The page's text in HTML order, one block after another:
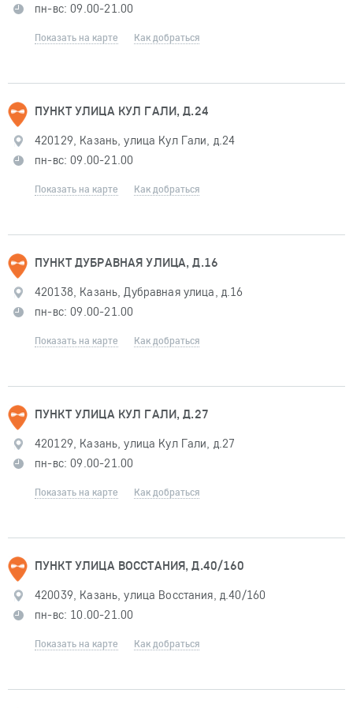
пн-вс: 09.00-21.00
Показать на карте Как добраться
ПУНКТ УЛИЦА КУЛ ГАЛИ, Д.24
420129, Казань, улица Кул Гали, д.24
пн-вс: 09.00-21.00
Показать на карте Как добраться
ПУНКТ ДУБРАВНАЯ УЛИЦА, Д.16
420138, Казань, Дубравная улица, д.16
пн-вс: 09.00-21.00
Показать на карте Как добраться
ПУНКТ УЛИЦА КУЛ ГАЛИ, Д.27
420129, Казань, улица Кул Гали, д.27
пн-вс: 09.00-21.00
Показать на карте Как добраться
ПУНКТ УЛИЦА ВОССТАНИЯ, Д.40/160
420039, Казань, улица Восстания, д.40/160
пн-вс: 10.00-21.00
Показать на карте Как добраться